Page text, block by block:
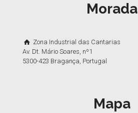
Morada
Zona Industrial das Cantarias
Av. Dt. Mário Soares, nº1
5300-423 Bragança, Portugal
Mapa